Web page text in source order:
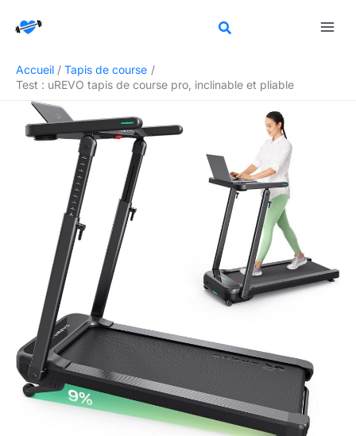
Accueil
Tapis de course
Test : uREVO tapis de course pro, inclinable et pliable